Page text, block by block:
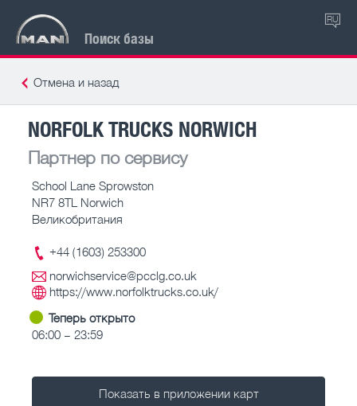
Поиск базы
RU
Отмена и назад
NORFOLK TRUCKS NORWICH
Партнер по сервису
School Lane Sprowston
NR7 8TL Norwich
Великобритания
+44 (1603) 253300
norwichservice@pcclg.co.uk
https://www.norfolktrucks.co.uk/
Теперь открыто
06:00 – 23:59
Показать в приложении карт